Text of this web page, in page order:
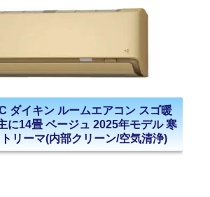
ダイキン ルームエアコン スゴ暖
に14畳 ベージュ 2025年モデル 寒
リーマ(内部クリーン/空気清浄)